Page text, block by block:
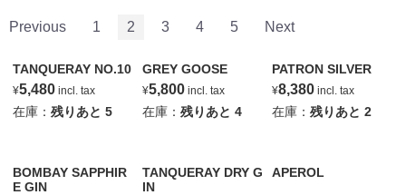
Previous 1 2 3 4 5 Next
TANQUERAY NO.10
¥5,480 incl. tax
在庫：残りあと5
GREY GOOSE
¥5,800incl. tax
在庫： 残りあと 4
PATRON SILVER
¥8,380incl. tax
在庫： 残りあと 2
BOMBAY SAPPHIR
E GIN
TANQUERAY DRY G
IN
APEROL